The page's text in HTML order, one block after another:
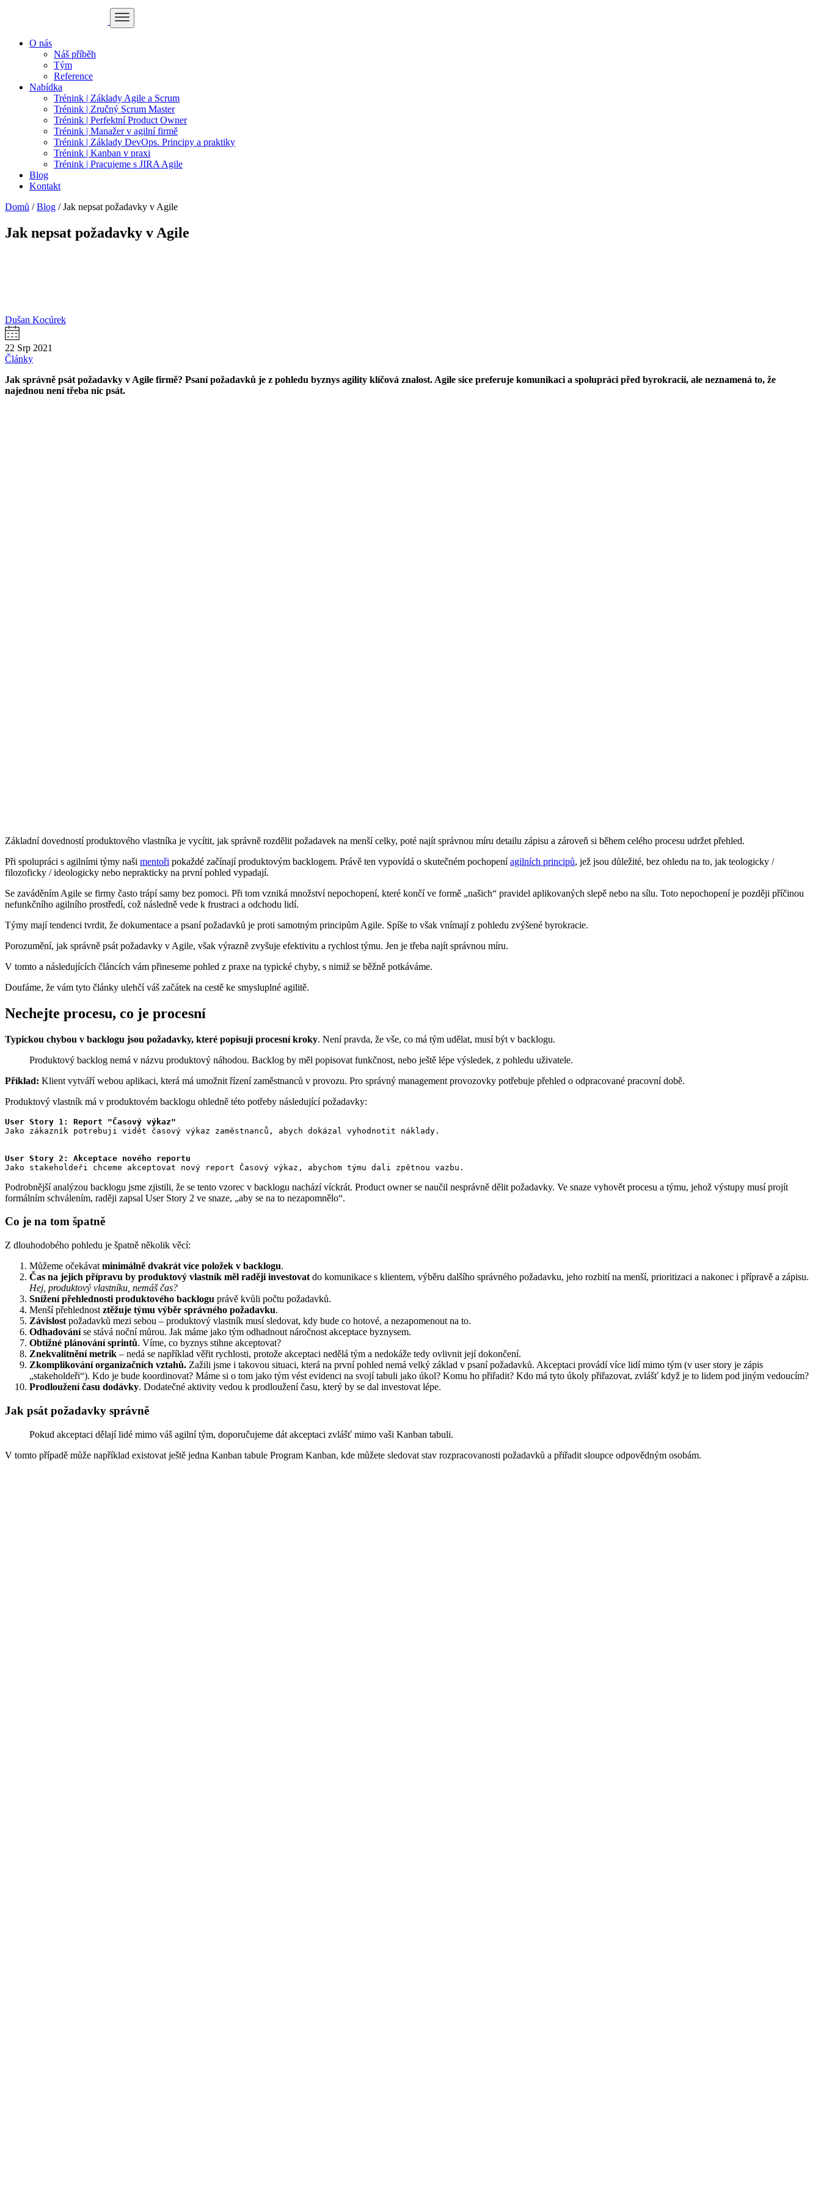
O nás
Náš příběh
Tým
Reference
Nabídka
Trénink | Základy Agile a Scrum
Trénink | Zručný Scrum Master
Trénink | Perfektní Product Owner
Trénink | Manažer v agilní firmě
Trénink | Základy DevOps. Principy a praktiky
Trénink | Kanban v praxi
Trénink | Pracujeme s JIRA Agile
Blog
Kontakt
Domů / Blog / Jak nepsat požadavky v Agile
Jak nepsat požadavky v Agile
Dušan Kocúrek
22 Srp 2021
Články
Jak správně psát požadavky v Agile firmě? Psaní požadavků je z pohledu byznys agility klíčová znalost. Agile sice preferuje komunikaci a spolupráci před byrokracií, ale neznamená to, že
najednou není třeba nic psát.
Základní dovedností produktového vlastníka je vycítit, jak správně rozdělit požadavek na menší celky, poté najít správnou míru detailu zápisu a zároveň si během celého procesu udržet přehled.
Při spolupráci s agilními týmy naši mentoři pokaždé začínají produktovým backlogem. Právě ten vypovídá o skutečném pochopeníagilních principů, jež jsou důležité, bez ohledu na to, jak teologicky /
filozoficky / ideologicky nebo neprakticky na první pohled vypadají.
Se zaváděním Agile se firmy často trápí samy bez pomoci. Při tom vzniká množství nepochopení, které končí ve formě „našich“ pravidel aplikovaných slepě nebo na sílu. Toto nepochopení je později příčinou
nefunkčního agilního prostředí, což následně vede k frustraci a odchodu lidí.
Týmy mají tendenci tvrdit, že dokumentace a psaní požadavků je proti samotným principům Agile. Spíše to však vnímají z pohledu zvýšené byrokracie.
Porozumění, jak správně psát požadavky v Agile, však výrazně zvyšuje efektivitu a rychlost týmu. Jen je třeba najít správnou míru.
V tomto a následujících článcích vám přineseme pohled z praxe na typické chyby, s nimiž se běžně potkáváme.
Doufáme, že vám tyto články ulehčí váš začátek na cestě ke smysluplné agilitě.
Nechejte procesu, co je procesní
Typickou chybou v backlogu jsou požadavky, které popisují procesní kroky. Není pravda, že vše, co má tým udělat, musí být v backlogu.
Produktový backlog nemá v názvu produktový náhodou. Backlog by měl popisovat funkčnost, nebo ještě lépe výsledek, z pohledu uživatele.
Příklad: Klient vytváří webou aplikaci, která má umožnit řízení zaměstnanců v provozu. Pro správný management provozovky potřebuje přehled o odpracované pracovní době.
Produktový vlastník má v produktovém backlogu ohledně této potřeby následující požadavky:
User Story 1: Report "Časový výkaz"
Jako zákazník potrebuji vidět časový výkaz zaměstnanců, abych dokázal vyhodnotit náklady.
User Story 2: Akceptace nového reportu
Podrobnější analýzou backlogu jsme zjistili, že se tento vzorec v backlogu nachází víckrát. Product owner se naučil nesprávně dělit požadavky. Ve snaze vyhovět procesu a týmu, jehož výstupy musí projít
formálním schválením, raději zapsal User Story 2 ve snaze, „aby se na to nezapomnělo“.
Co je na tom špatně
Z dlouhodobého pohledu je špatně několik věcí:
Můžeme očekávat minimálně dvakrát více položek v backlogu.
Čas na jejich přípravu by produktový vlastník měl raději investovat do komunikace s klientem, výběru dalšího správného požadavku, jeho rozbití na menší, prioritizaci a nakonec i přípravě a zápisu.
Hej, produktový vlastníku, nemáš čas?
Snížení přehlednosti produktového backlogu právě kvůli počtu požadavků.
Menší přehlednost ztěžuje týmu výběr správného požadavku.
Závislost požadavků mezi sebou – produktový vlastník musí sledovat, kdy bude co hotové, a nezapomenout na to.
Odhadováníse stává noční můrou. Jak máme jako tým odhadnout náročnost akceptace byznysem.
Obtížné plánování sprintů. Víme, co byznys stihne akceptovat?
Znekvalitnění metrik – nedá se například věřit rychlosti, protože akceptaci nedělá tým a nedokáže tedy ovlivnit její dokončení.
Zkomplikování organizačních vztahů. Zažili jsme i takovou situaci, která na první pohled nemá velký základ v psaní požadavků. Akceptaci provádí více lidí mimo tým (v user story je zápis
„stakeholdeři“). Kdo je bude koordinovat? Máme si o tom jako tým vést evidenci na svojí tabuli jako úkol? Komu ho přiřadit? Kdo má tyto úkoly přiřazovat, zvlášť když je to lidem pod jiným vedoucím?
Prodloužení času dodávky. Dodatečné aktivity vedou k prodloužení času, který by se dal investovat lépe.
Jak psát požadavky správně
Pokud akceptaci dělají lidé mimo váš agilní tým, doporučujeme dát akceptaci zvlášť mimo vaši Kanban tabuli.
V tomto případě může například existovat ještě jedna Kanban tabule Program Kanban, kde můžete sledovat stav rozpracovanosti požadavků a přiřadit sloupce odpovědným osobám.